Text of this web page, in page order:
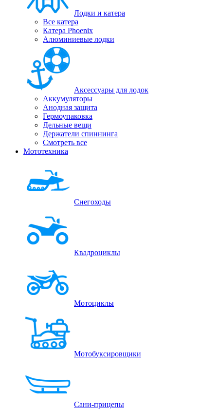
Лодки и катера
Все катера
Катера Phoenix
Алюминиевые лодки
Аксессуары для лодок
Аккумуляторы
Анодная защита
Гермоупаковка
Дельные вещи
Держатели спиннинга
Смотреть все
Мототехника
Снегоходы
Квадроциклы
Мотоциклы
Мотобуксировщики
Сани-прицепы